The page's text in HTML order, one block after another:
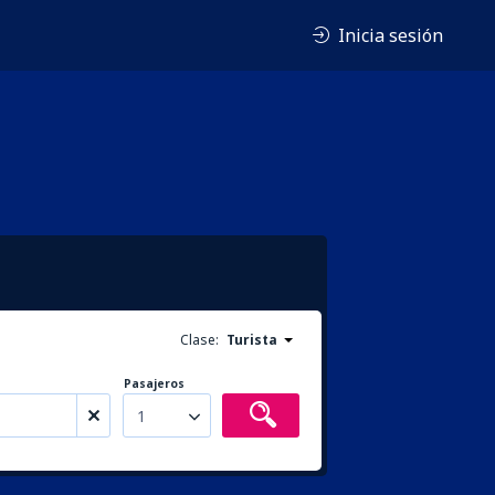
Inicia sesión
Clase: Turista
Pasajeros
1